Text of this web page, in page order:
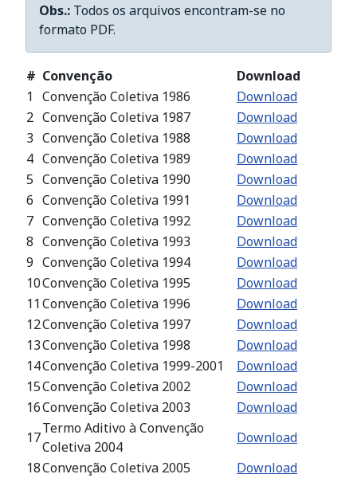
Obs.: Todos os arquivos encontram-se no
formato PDF.
# Convenção
Download
1 Convenção Coletiva 1986
Download
2 Convenção Coletiva 1987
Download
3 Convenção Coletiva 1988
Download
4 Convenção Coletiva 1989
Download
5 Convenção Coletiva 1990
Download
6 Convenção Coletiva 1991
Download
7 Convenção Coletiva 1992
Download
8 Convenção Coletiva 1993
Download
9 Convenção Coletiva 1994
Download
10Convenção Coletiva 1995
Download
11Convenção Coletiva 1996
Download
12Convenção Coletiva 1997
Download
13Convenção Coletiva 1998
Download
14Convenção Coletiva 1999-2001
Download
15Convenção Coletiva 2002
Download
16Convenção Coletiva 2003
Download
17
Termo Aditivo à Convenção
Coletiva 2004
Download
18Convenção Coletiva 2005
Download